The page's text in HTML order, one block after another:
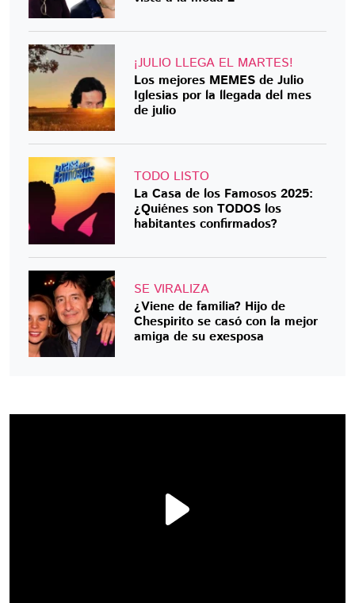
¡JULIO LLEGA EL MARTES!
Los mejores MEMES de Julio
Iglesias por la llegada del mes
de julio
TODO LISTO
La Casa de los Famosos 2025:
¿Quiénes son TODOS los
habitantes confirmados?
SE VIRALIZA
¿Viene de familia? Hijo de
Chespirito se casó con la mejor
amiga de su exesposa